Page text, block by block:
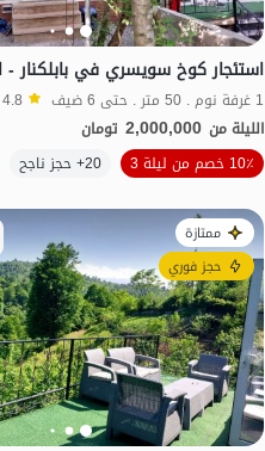
منظر جميل
1 غرفة نوم . 50 متر . حتى 6 ضيف 4.8
الليلة من 2,000,000 تومان
10٪ خصم من ليلة 3
20+ حجز ناجح
ممتازة
حجز فوري